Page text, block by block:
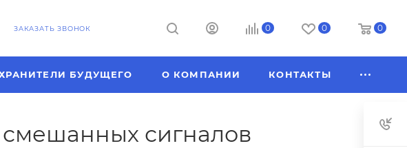
ЗАКАЗАТЬ ЗВОНОК 0 0 0
БУДУЩЕГО О КОМПАНИИ КОНТАКТЫ
сигналов